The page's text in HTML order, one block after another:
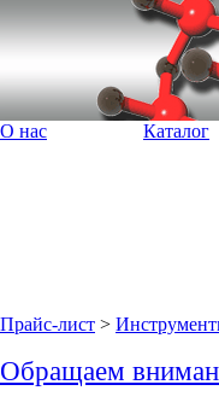
О нас Каталог
Прайс-лист >
Обращаем